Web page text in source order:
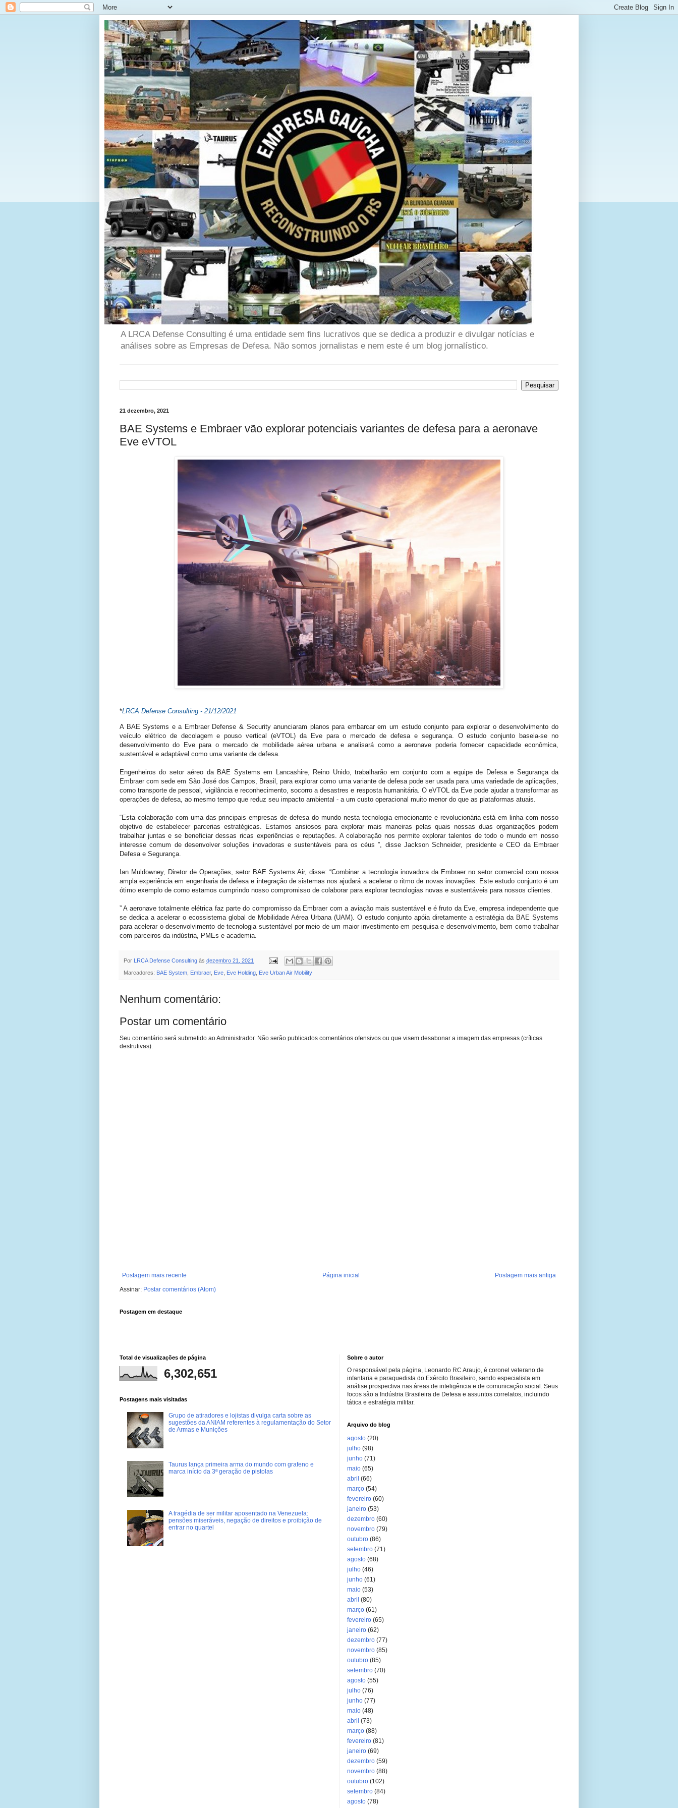
A LRCA Defense Consulting é uma entidade sem fins lucrativos que se dedica a produzir e divulgar notícias e
análises sobre as Empresas de Defesa. Não somos jornalistas e nem este é um blog jornalístico.
21 dezembro, 2021
BAE Systems e Embraer vão explorar potenciais variantes de defesa para a aeronave
Eve eVTOL
*LRCA Defense Consulting - 21/12/2021
A BAE Systems e a Embraer Defense & Security anunciaram planos para embarcar em um estudo conjunto para explorar o desenvolvimento do
veículo elétrico de decolagem e pouso vertical (eVTOL) da Eve para o mercado de defesa e segurança. O estudo conjunto baseia-se no
desenvolvimento do Eve para o mercado de mobilidade aérea urbana e analisará como a aeronave poderia fornecer capacidade econômica,
sustentável e adaptável como uma variante de defesa.
Engenheiros do setor aéreo da BAE Systems em Lancashire, Reino Unido, trabalharão em conjunto com a equipe de Defesa e Segurança da
Embraer com sede em São José dos Campos, Brasil, para explorar como uma variante de defesa pode ser usada para uma variedade de aplicações,
como transporte de pessoal, vigilância e reconhecimento, socorro a desastres e resposta humanitária. O eVTOL da Eve pode ajudar a transformar as
operações de defesa, ao mesmo tempo que reduz seu impacto ambiental - a um custo operacional muito menor do que as plataformas atuais.
“Esta colaboração com uma das principais empresas de defesa do mundo nesta tecnologia emocionante e revolucionária está em linha com nosso
objetivo de estabelecer parcerias estratégicas. Estamos ansiosos para explorar mais maneiras pelas quais nossas duas organizações podem
trabalhar juntas e se beneficiar dessas ricas experiências e reputações. A colaboração nos permite explorar talentos de todo o mundo em nosso
interesse comum de desenvolver soluções inovadoras e sustentáveis ​​para os céus ”, disse Jackson Schneider, presidente e CEO da Embraer
Defesa e Segurança.
Ian Muldowney, Diretor de Operações, setor BAE Systems Air, disse: “Combinar a tecnologia inovadora da Embraer no setor comercial com nossa
ampla experiência em engenharia de defesa e integração de sistemas nos ajudará a acelerar o ritmo de novas inovações. Este estudo conjunto é um
ótimo exemplo de como estamos cumprindo nosso compromisso de colaborar para explorar tecnologias novas e sustentáveis ​​para nossos clientes.
” A aeronave totalmente elétrica faz parte do compromisso da Embraer com a aviação mais sustentável e é fruto da Eve, empresa independente que
se dedica a acelerar o ecossistema global de Mobilidade Aérea Urbana (UAM). O estudo conjunto apóia diretamente a estratégia da BAE Systems
para acelerar o desenvolvimento de tecnologia sustentável por meio de um maior investimento em pesquisa e desenvolvimento, bem como trabalhar
com parceiros da indústria, PMEs e academia.
Por LRCA Defense Consulting às dezembro 21, 2021
Marcadores: BAE System Embraer, Eve Eve Holding Eve Urban Air Mobility
Nenhum comentário:
Postar um comentário
Seu comentário será submetido ao Administrador. Não serão publicados comentários ofensivos ou que visem desabonar a imagem das empresas (críticas
destrutivas).
Postagem mais recente Postagem mais antiga
Página inicial
Assinar: Postar comentários (Atom)
Postagem em destaque
Total de visualizações de página
6,302,651
Postagens mais visitadas
Grupo de atiradores e lojistas divulga carta sobre as
sugestões da ANIAM referentes à regulamentação do Setor
de Armas e Munições
Taurus lança primeira arma do mundo com grafeno e
marca início da 3ª geração de pistolas
A tragédia de ser militar aposentado na Venezuela:
pensões miseráveis, negação de direitos e proibição de
entrar no quartel
Sobre o autor
O responsável pela página, Leonardo RC Araujo, é coronel veterano de
infantaria e paraquedista do Exército Brasileiro, sendo especialista em
análise prospectiva nas áreas de inteligência e de comunicação social. Seus
focos são a Indústria Brasileira de Defesa e assuntos correlatos, incluindo
tática e estratégia militar.
Arquivo do blog
agosto (20)
julho (98)
junho (71)
maio (65)
abril (66)
março (54)
fevereiro (60)
janeiro (53)
dezembro (60)
novembro (79)
outubro (86)
setembro (71)
agosto (68)
julho (46)
junho (61)
maio (53)
abril (80)
março (61)
fevereiro (65)
janeiro (62)
dezembro (77)
novembro (85)
outubro (85)
setembro (70)
agosto (55)
julho (76)
junho (77)
maio (48)
abril (73)
março (88)
fevereiro (81)
janeiro (69)
dezembro (59)
novembro (88)
outubro (102)
setembro (84)
agosto (78)